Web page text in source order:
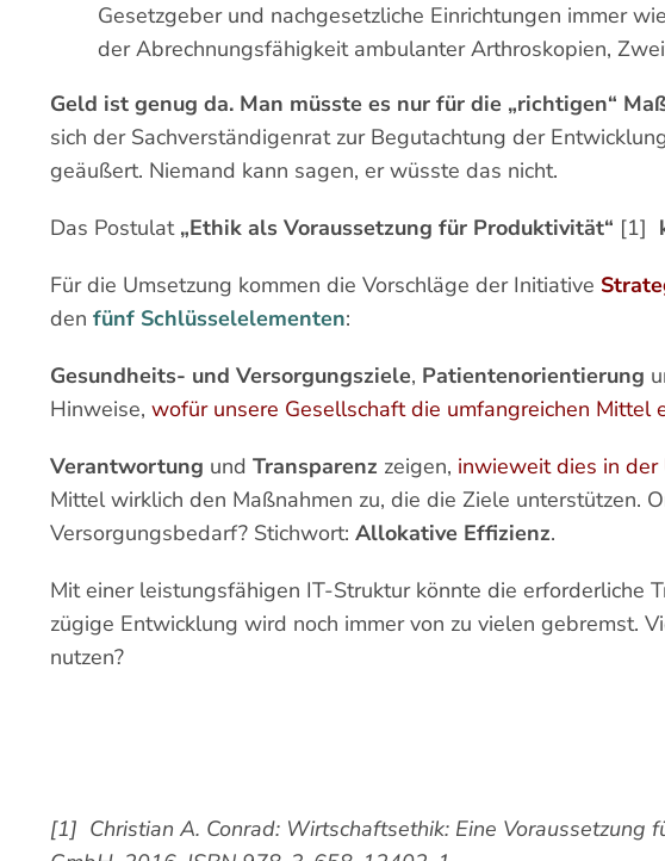
Gesetzgeber und nachgesetzliche Einrichtungen immer
der Abrechnungsfähigkeit ambulanter Arthroskopien,
Geld ist genug da. Man müsste es nur für die „richtigen“
sich der Sachverständigenrat zur Begutachtung der
geäußert. Niemand kann sagen, er wüsste das nicht.
Das Postulat „Ethik als Voraussetzung für Produktivität“ [1]
Für die Umsetzung kommen die Vorschläge der Initiative
den fünf Schlüsselelementen:
Gesundheits- und Versorgungsziele, Patientenorientierung
Hinweise, wofür unsere Gesellschaft die umfangreichen Mittel
Verantwortung und Transparenz zeigen, inwieweit dies in
Mittel wirklich den Maßnahmen zu, die die Ziele unterstützen.
Versorgungsbedarf? Stichwort: Allokative Effizienz.
Mit einer leistungsfähigen IT-Struktur könnte die erforderliche
zügige Entwicklung wird noch immer von zu vielen gebremst.
nutzen?
[1] Christian A. Conrad: Wirtschaftsethik: Eine Voraussetzung